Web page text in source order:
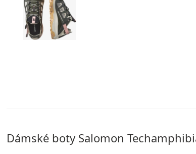
Dámské boty Salomon